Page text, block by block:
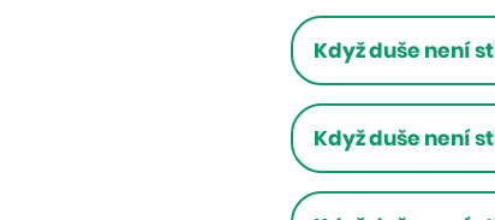
Když duše není
Když duše není